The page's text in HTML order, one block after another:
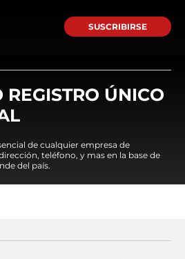
SUSCRIBIRSE
REGISTRO ÚNICO
de cualquier empresa de
teléfono, y mas en la base de
del país.